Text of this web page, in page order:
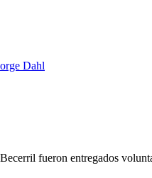
fueron entregados